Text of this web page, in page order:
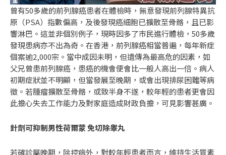
曾有50多歲的前列腺癌患者在體檢時，無意發現前列腺特異抗
原（PSA）指數偏高，及後發現癌細胞已擴散至骨骼，且已影
響淋巴。這並非個別例子，現時因多了市民進行體檢，50多歲
發現患病亦不出為奇。在香港，前列腺癌相當普遍，每年新症
個案逾2,000宗。當中成因未明，但遺傳為最高危的因素，如
父兄曾患前列腺癌，患癌的機會便會比一般人高出一倍。病人
初期症狀並不明顯，但當發展至晚期，或會出現排尿困難等病
徵。若腫瘤擴散至骨骼，或致半身不遂，較年輕的患者更會因
此擔心失去工作能力及對家庭造成財政負擔，可見影響甚廣。
針劑可抑制男性荷爾蒙 免切除睾丸
若確診屬晚期，除控病外，對較年輕患者而言，維持生活質素